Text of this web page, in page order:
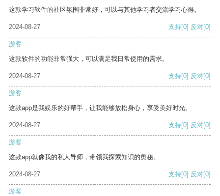
这款学习软件的社区氛围非常好，可以与其他学习者交流学习心得。
2024-08-27 支持[0] 反对[0]
游客
这款软件的功能非常强大，可以满足我日常使用的需求。
2024-08-27 支持[0] 反对[0]
游客
这款app是我娱乐的好帮手，让我能够放松身心，享受美好时光。
2024-08-27 支持[0] 反对[0]
游客
这款app就像我的私人导师，带领我探索知识的奥秘。
2024-08-27 支持[0] 反对[0]
游客